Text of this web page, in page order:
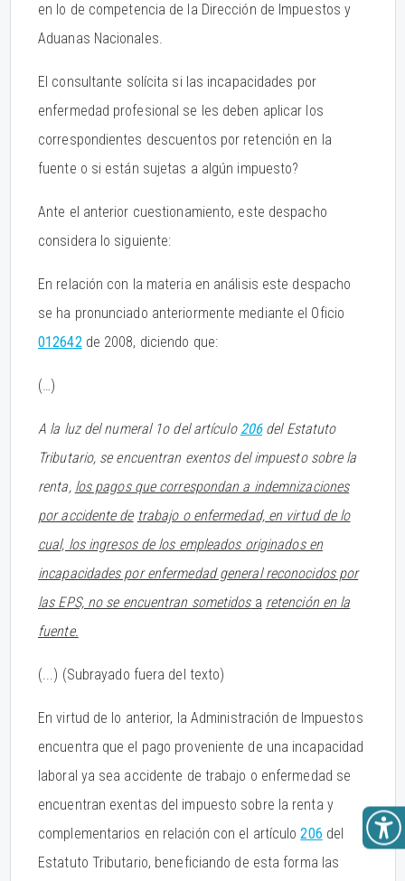
en lo de competencia de la Dirección de Impuestos y
Aduanas Nacionales.
El consultante solícita si las incapacidades por
enfermedad profesional se les deben aplicar los
correspondientes descuentos por retención en la
fuente o si están sujetas a algún impuesto?
Ante el anterior cuestionamiento, este despacho
considera lo siguiente:
En relación con la materia en análisis este despacho
se ha pronunciado anteriormente mediante el Oficio
012642de 2008, diciendo que:
(…)
A la luz del numeral 1o del artículo 206del Estatuto
Tributario, se encuentran exentos del impuesto sobre la
renta, los pagos que correspondan a indemnizaciones
por accidente de trabajo o enfermedad, en virtud de lo
cual, los ingresos de los empleados originados en
incapacidades por enfermedad general reconocidos por
las EPS, no se encuentran sometidosa retención en la
fuente.
(...) (Subrayado fuera del texto)
En virtud de lo anterior, la Administración de Impuestos
encuentra que el pago proveniente de una incapacidad
laboral ya sea accidente de trabajo o enfermedad se
encuentran exentas del impuesto sobre la renta y
complementarios en relación con el artículo206 del
Estatuto Tributario, beneficiando de esta forma las